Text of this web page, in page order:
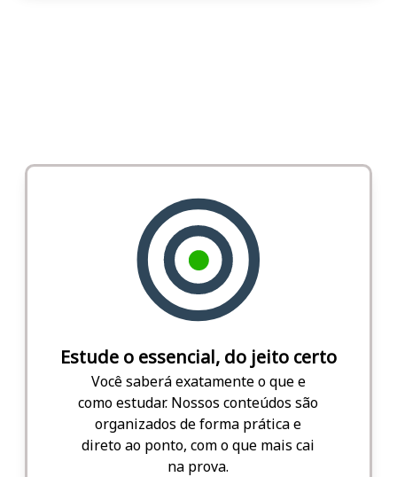
Estude o essencial, do jeito certo
Você saberá exatamente o que e
como estudar. Nossos conteúdos são
organizados de forma prática e
direto ao ponto, com o que mais cai
na prova.